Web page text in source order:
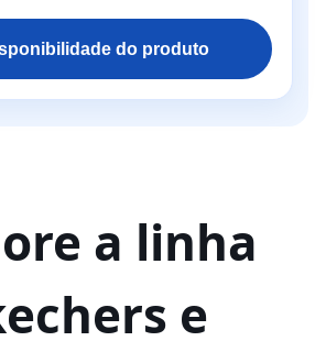
do produto
a linha
e